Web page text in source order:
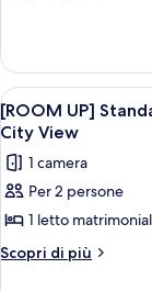
singoli,
vista
città
(No
Pool
Access)
Deluxe
con
2
letti
singoli,
vista
città
Pool
Access)
Apri
tutte
le
foto
per
[ROOM
UP]
7
[ROOM UP]
City View
1 camera
Per 2 persone
1 letto
Scopri di più
Altri